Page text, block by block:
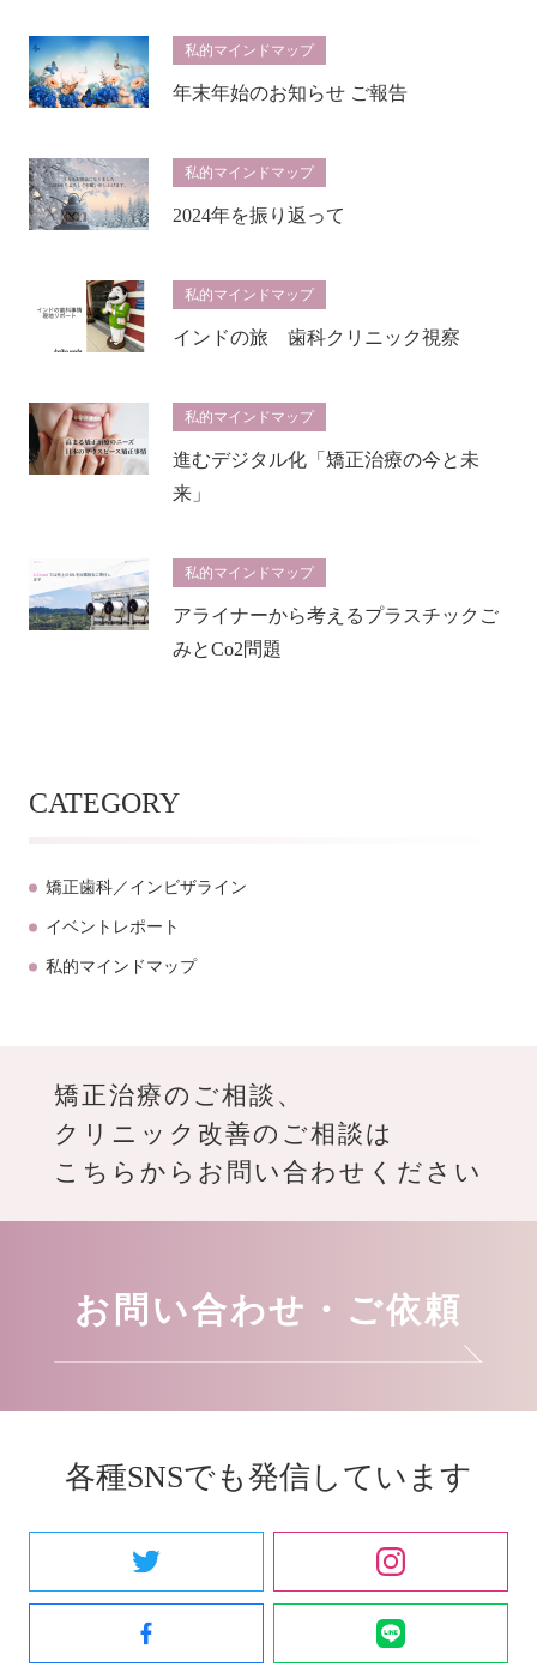
私的マインドマップ
年末年始のお知らせ ご報告
私的マインドマップ
2024年を振り返って
私的マインドマップ
インドの旅 歯科クリニック視察
私的マインドマップ
進むデジタル化「矯正治療の今と未
来」
私的マインドマップ
アライナーから考えるプラスチックご
みとCo2問題
CATEGORY
矯正歯科／インビザライン
イベントレポート
私的マインドマップ
矯正治療のご相談、
クリニック改善のご相談は
こちらからお問い合わせください
お問い合わせ・ご依頼
各種SNSでも発信しています